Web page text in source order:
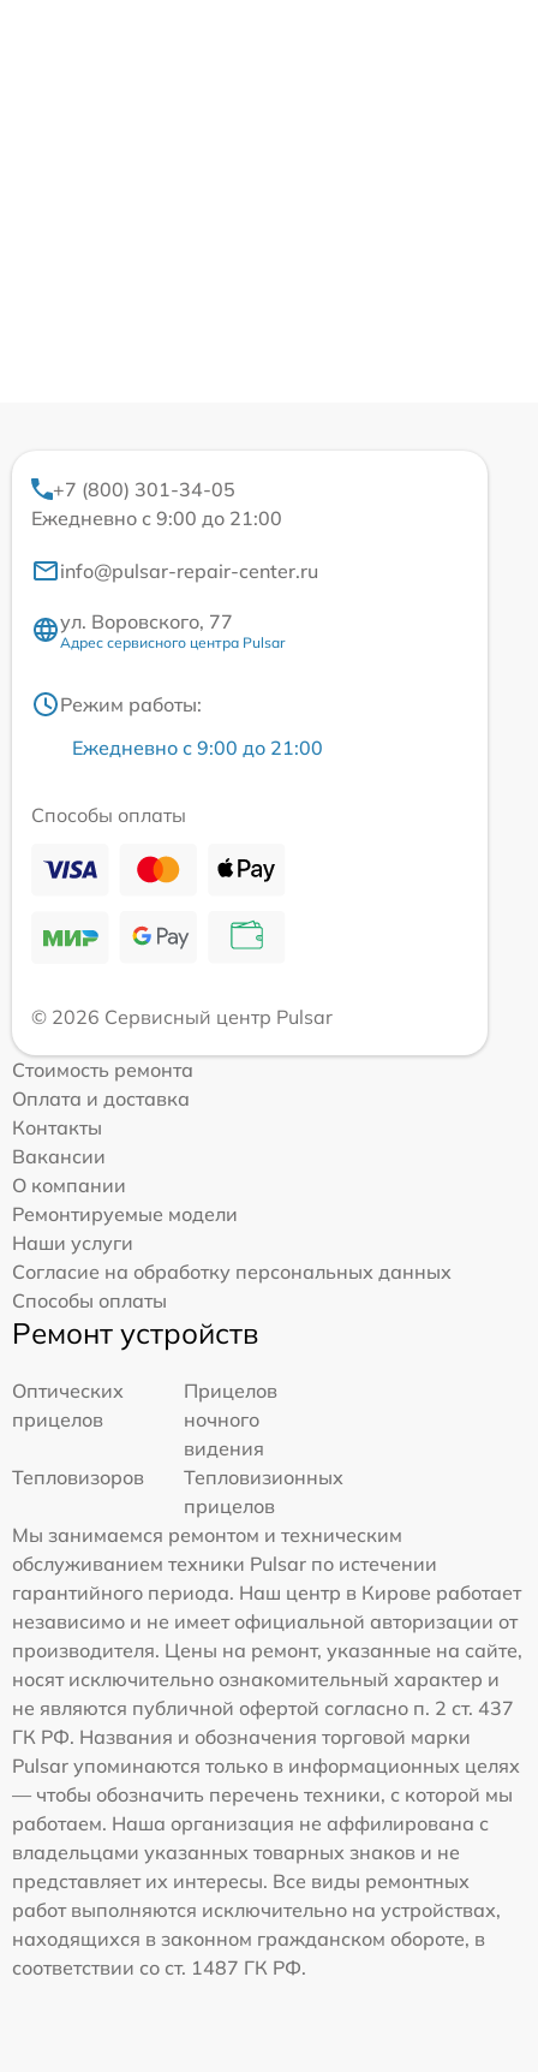
+7 (800) 301-34-05
Ежедневно с 9:00 до 21:00
info@pulsar-repair-center.ru
ул. Воровского, 77
Адрес сервисного центра Pulsar
Режим работы:
Ежедневно с 9:00 до 21:00
Способы оплаты
© 2026 Сервисный центр Pulsar
Стоимость ремонта
Оплата и доставка
Контакты
Вакансии
О компании
Ремонтируемые модели
Наши услуги
Согласие на обработку персональных данных
Способы оплаты
Ремонт устройств
Оптических
прицелов
Прицелов
ночного
видения
Тепловизоров
Тепловизионных
прицелов
Мы занимаемся ремонтом и техническим
обслуживанием техники Pulsar по истечении
гарантийного периода. Наш центр в Кирове работает
независимо и не имеет официальной авторизации от
производителя. Цены на ремонт, указанные на сайте,
носят исключительно ознакомительный характер и
не являются публичной офертой согласно п. 2 ст. 437
ГК РФ. Названия и обозначения торговой марки
Pulsar упоминаются только в информационных целях
— чтобы обозначить перечень техники, с которой мы
работаем. Наша организация не аффилирована с
владельцами указанных товарных знаков и не
представляет их интересы. Все виды ремонтных
работ выполняются исключительно на устройствах,
находящихся в законном гражданском обороте, в
соответствии со ст. 1487 ГК РФ.